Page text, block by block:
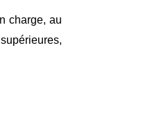
charge, au